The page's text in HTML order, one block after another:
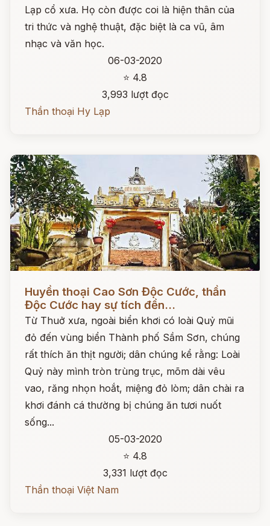
Lạp cổ xưa. Họ còn được coi là hiện thân của
tri thức và nghệ thuật, đặc biệt là ca vũ, âm
nhạc và văn học.
06-03-2020
⭐ 4.8
3,993 lượt đọc
Thần thoại Hy Lạp
Đọc ngay
Huyền thoại Cao Sơn Độc Cước, thần
Độc Cước hay sự tích đền...
Từ Thuở xưa, ngoài biển khơi có loài Quỷ mũi
đỏ đến vùng biển Thành phố Sầm Sơn, chúng
rất thích ăn thịt người; dân chúng kể rằng: Loài
Quỷ này mình tròn trùng trục, mõm dài vêu
vao, răng nhọn hoắt, miệng đỏ lòm; dân chài ra
khơi đánh cá thường bị chúng ăn tươi nuốt
sống...
05-03-2020
⭐ 4.8
3,331 lượt đọc
Thần thoại Việt Nam